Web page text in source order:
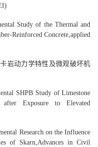
)
Study of the Thermal and
Reinforced Concrete,applied
岩动力学特性及微观破坏机
SHPB Study of Limestone
after Exposure to Elevated
Research on the Influence
of Skarn,Advances in Civil